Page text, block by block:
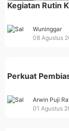
Kegiatan Rutin
Wuninggar
08 Agustus
Perkuat
Arwin Puji
01 Agustus